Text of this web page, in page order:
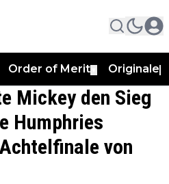
Order of Merit Originale
Mickey den Sieg
Humphries
von